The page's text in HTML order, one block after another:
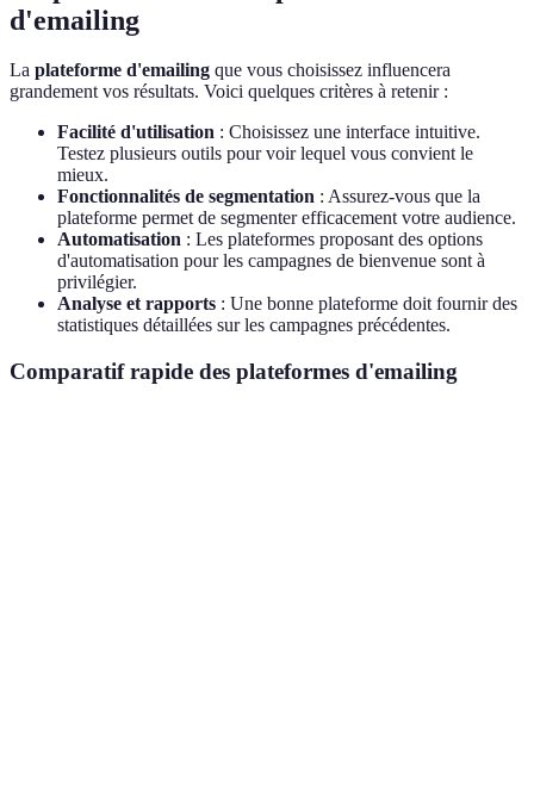
d'emailing
La plateforme d'emailing que vous choisissez influencera
grandement vos résultats. Voici quelques critères à retenir :
Facilité d'utilisation : Choisissez une interface intuitive.
Testez plusieurs outils pour voir lequel vous convient le
mieux.
Fonctionnalités de segmentation : Assurez-vous que la
plateforme permet de segmenter efficacement votre audience.
Automatisation : Les plateformes proposant des options
d'automatisation pour les campagnes de bienvenue sont à
privilégier.
Analyse et rapports : Une bonne plateforme doit fournir des
statistiques détaillées sur les campagnes précédentes.
Comparatif rapide des plateformes d'emailing